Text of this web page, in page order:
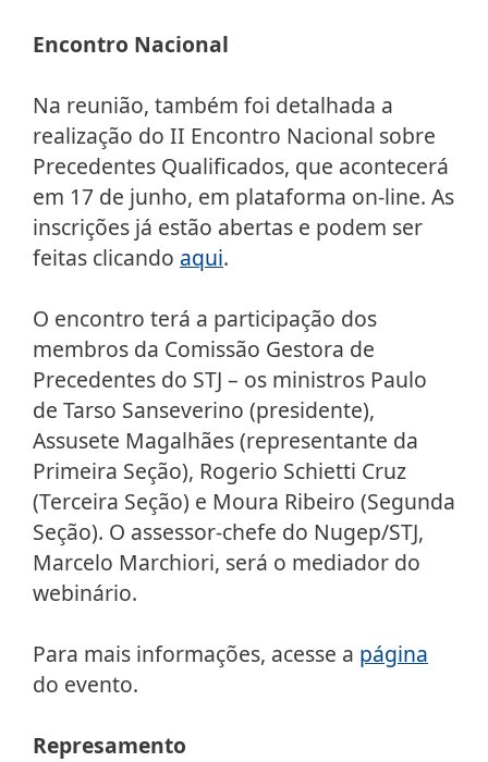
Encontro Nacional
Na reunião, também foi detalhada a
realização do II Encontro Nacional sobre
Precedentes Qualificados, que acontecerá
em 17 de junho, em plataforma on-line. As
inscrições já estão abertas e podem ser
feitas clicando aqui.
O encontro terá a participação dos
membros da Comissão Gestora de
Precedentes do STJ – os ministros Paulo
de Tarso Sanseverino (presidente),
Assusete Magalhães (representante da
Primeira Seção), Rogerio Schietti Cruz
(Terceira Seção) e Moura Ribeiro (Segunda
Seção). O assessor-chefe do Nugep/STJ,
Marcelo Marchiori, será o mediador do
webinário.
Para mais informações, acesse a página
do evento.
Represamento